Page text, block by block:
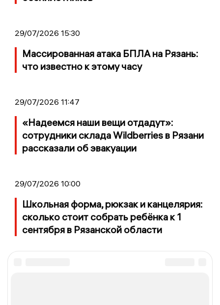
29/07/2026 15:30
Массированная атака БПЛА на Рязань:
что известно к этому часу
29/07/2026 11:47
«Надеемся наши вещи отдадут»:
сотрудники склада Wildberries в Рязани
рассказали об эвакуации
29/07/2026 10:00
Школьная форма, рюкзак и канцелярия:
сколько стоит собрать ребёнка к 1
сентября в Рязанской области